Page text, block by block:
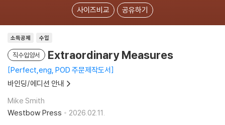
사이즈비교 공유하기
소득공제 수입
직수입양서 Extraordinary Measures
Perfect,eng, POD 주문제작도서
바인딩/에디션 안내
Mike Smith
Westbow Press
2026.02.11.